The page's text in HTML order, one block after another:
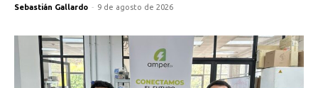
Sebastián Gallardo - 9 de agosto de 2026